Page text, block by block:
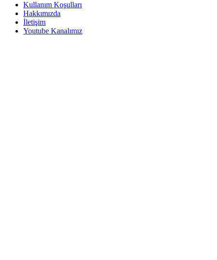
Kullanım Koşulları
Hakkımızda
İletişim
Youtube Kanalımız